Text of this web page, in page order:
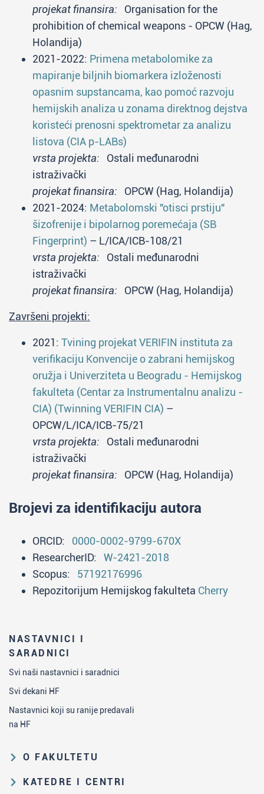
NASTAVNICI I
SARADNICI
Svi naši nastavnici i saradnici
Svi dekani HF
Nastavnici koji su ranije predavali
na HF
O FAKULTETU
Obrazovna i naučna delatnost
KATEDRE I CENTRI
projekat finansira: Organisation for the
prohibition of chemical weapons - OPCW (Hag,
Holandija)
2021-2022: Primena metabolomike za
mapiranje biljnih biomarkera izloženosti
opasnim supstancama, kao pomoć razvoju
hemijskih analiza u zonama direktnog dejstva
koristeći prenosni spektrometar za analizu
listova (CIA p-LABs)
vrsta projekta: Ostali međunarodni
istraživački
projekat finansira: OPCW (Hag, Holandija)
2021-2024: Metabolomski "otisci prstiju"
šizofrenije i bipolarnog poremećaja (SB
Fingerprint) – L/ICA/ICB-108/21
vrsta projekta: Ostali međunarodni
istraživački
projekat finansira: OPCW (Hag, Holandija)
Završeni projekti:
2021: Tvining projekat VERIFIN instituta za
verifikaciju Konvencije o zabrani hemijskog
oružja i Univerziteta u Beogradu - Hemijskog
fakulteta (Centar za Instrumentalnu analizu -
CIA) (Twinning VERIFIN CIA) –
OPCW/L/ICA/ICB-75/21
vrsta projekta: Ostali međunarodni
istraživački
projekat finansira: OPCW (Hag, Holandija)
Brojevi za identifikaciju autora
ORCID: 0000-0002-9799-670X
ResearcherID: W-2421-2018
Scopus: 57192176996
Repozitorijum Hemijskog fakulteta Cherry